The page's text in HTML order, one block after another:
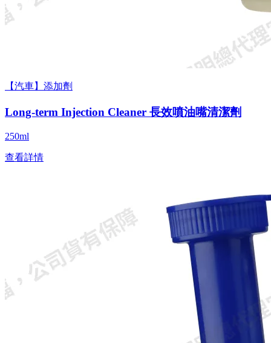
【汽車】添加劑
Long-term Injection Cleaner 長效噴油嘴清潔劑
250ml
查看詳情